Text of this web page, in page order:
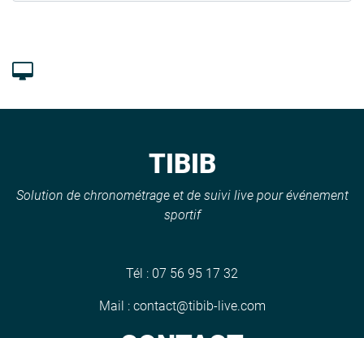
TIBIB
Solution de chronométrage et de suivi live pour événement
sportif
Tél : 07 56 95 17 32
Mail : contact@tibib-live.com